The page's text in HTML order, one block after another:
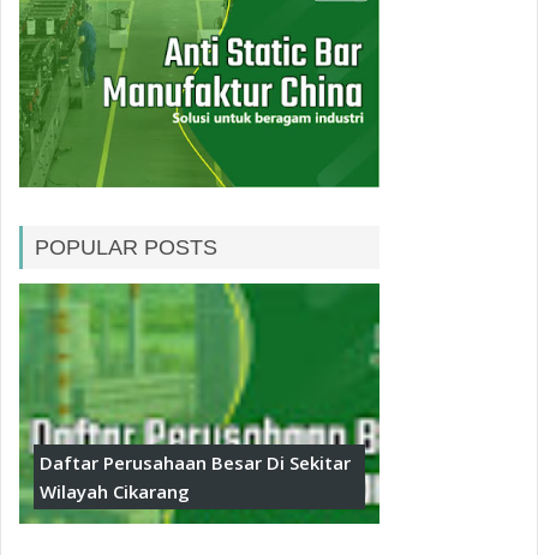
POPULAR POSTS
Daftar Perusahaan Besar Di Sekitar
Wilayah Cikarang